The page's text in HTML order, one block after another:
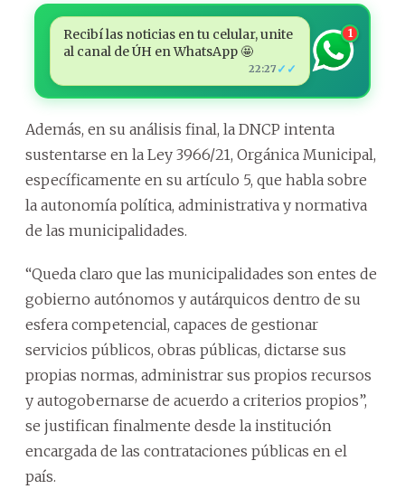
Recibí las noticias en tu celular, unite
al canal de ÚH en WhatsApp 🤩
22:27 ✓✓
1
Además, en su análisis final, la DNCP intenta
sustentarse en la Ley 3966/21, Orgánica Municipal,
específicamente en su artículo 5, que habla sobre
la autonomía política, administrativa y normativa
de las municipalidades.
“Queda claro que las municipalidades son entes de
gobierno autónomos y autárquicos dentro de su
esfera competencial, capaces de gestionar
servicios públicos, obras públicas, dictarse sus
propias normas, administrar sus propios recursos
y autogobernarse de acuerdo a criterios propios”,
se justifican finalmente desde la institución
encargada de las contrataciones públicas en el
país.